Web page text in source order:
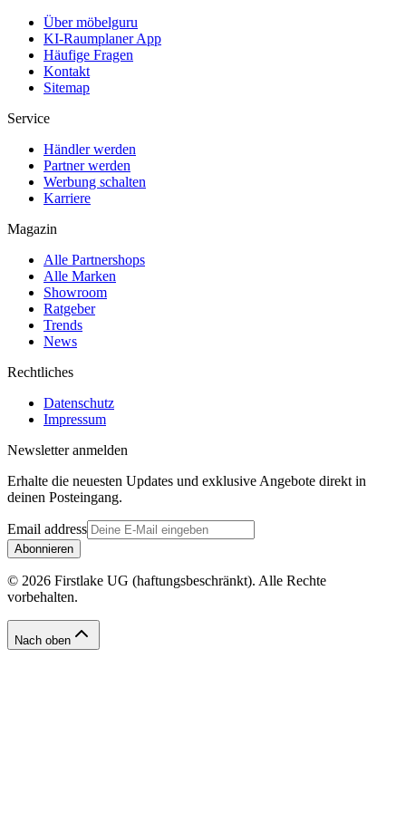
Über möbelguru
KI-Raumplaner App
Häufige Fragen
Kontakt
Sitemap
Service
Händler werden
Partner werden
Werbung schalten
Karriere
Magazin
Alle Partnershops
Alle Marken
Showroom
Ratgeber
Trends
News
Rechtliches
Datenschutz
Impressum
Newsletter anmelden
Erhalte die neuesten Updates und exklusive Angebote direkt in
deinen Posteingang.
Email address
Abonnieren
© 2026 Firstlake UG (haftungsbeschränkt). Alle Rechte
vorbehalten.
Nach oben